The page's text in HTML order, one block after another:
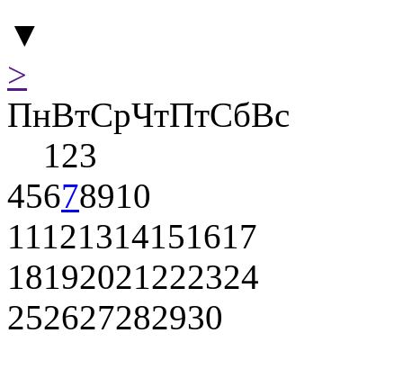
▼
>
ПнВтСрЧтПтСбВс
123
45678910
11121314151617
18192021222324
252627282930